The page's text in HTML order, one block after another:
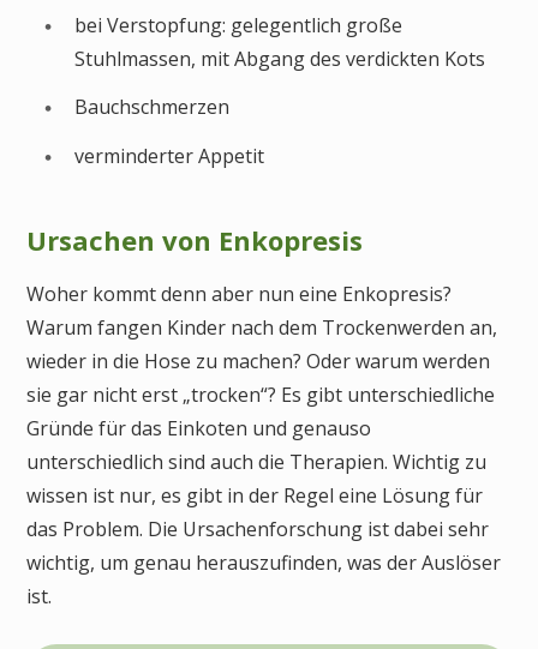
bei Verstopfung: gelegentlich große
Stuhlmassen, mit Abgang des verdickten Kots
Bauchschmerzen
verminderter Appetit
Ursachen von Enkopresis
Woher kommt denn aber nun eine Enkopresis?
Warum fangen Kinder nach dem Trockenwerden an,
wieder in die Hose zu machen? Oder warum werden
sie gar nicht erst „trocken“? Es gibt unterschiedliche
Gründe für das Einkoten und genauso
unterschiedlich sind auch die Therapien. Wichtig zu
wissen ist nur, es gibt in der Regel eine Lösung für
das Problem. Die Ursachenforschung ist dabei sehr
wichtig, um genau herauszufinden, was der Auslöser
ist.